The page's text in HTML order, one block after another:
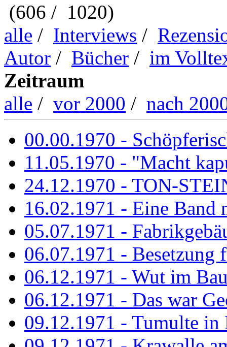
(606 / 1020)
alle / Interviews /
Autor / Bücher / im
Zeitraum
alle / vor 2000 / nach
00.00.1970 -
11.05.1970 - "Macht
24.12.1970 - TON-
16.02.1971 - Eine Band
05.07.1971 -
06.07.1971 - Besetzung
06.12.1971 - Wut im
06.12.1971 - Das war
09.12.1971 - Tumulte in